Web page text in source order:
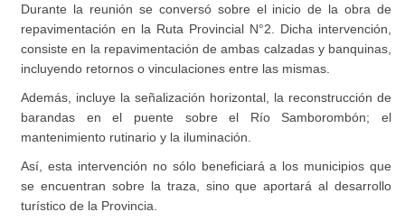
Durante la reunión se conversó sobre el inicio de la obra de
repavimentación en la Ruta Provincial N°2. Dicha intervención,
consiste en la repavimentación de ambas calzadas y banquinas,
incluyendo retornos o vinculaciones entre las mismas.
Además, incluye la señalización horizontal, la reconstrucción de
barandas en el puente sobre el Río Samborombón; el
mantenimiento rutinario y la iluminación.
Así, esta intervención no sólo beneficiará a los municipios que
se encuentran sobre la traza, sino que aportará al desarrollo
turístico de la Provincia.